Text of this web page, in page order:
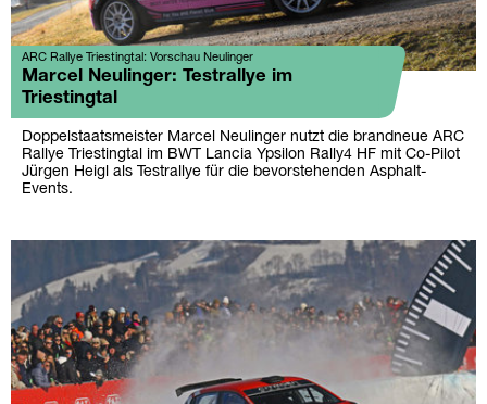
ARC Rallye Triestingtal: Vorschau Neulinger
Marcel Neulinger: Testrallye im
Triestingtal
Doppelstaatsmeister Marcel Neulinger nutzt die brandneue ARC
Rallye Triestingtal im BWT Lancia Ypsilon Rally4 HF mit Co-Pilot
Jürgen Heigl als Testrallye für die bevorstehenden Asphalt-
Events.